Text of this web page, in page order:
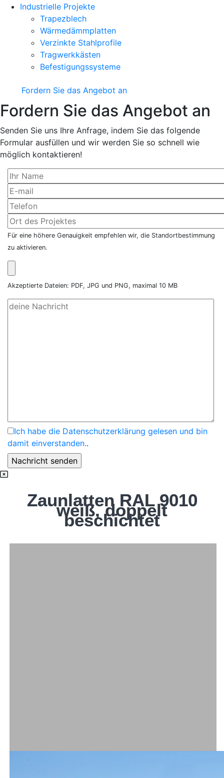
Industrielle Projekte
Trapezblech
Wärmedämmplatten
Verzinkte Stahlprofile
Tragwerkkästen
Befestigungssysteme
Fordern Sie das Angebot an
Fordern Sie das Angebot an
Senden Sie uns Ihre Anfrage, indem Sie das folgende
Formular ausfüllen und wir werden Sie so schnell wie
möglich kontaktieren!
Für eine höhere Genauigkeit empfehlen wir, die Standortbestimmung
zu aktivieren.
Akzeptierte Dateien: PDF, JPG und PNG, maximal 10 MB
Ich habe die Datenschutzerklärung gelesen und bin
damit einverstanden..
Zaunlatten RAL 9010
weiß, doppelt
beschichtet